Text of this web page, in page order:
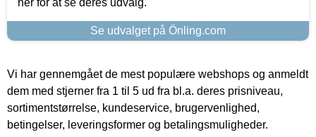
Se udvalget på Önling.com
Vi har gennemgået de mest populære webshops og anmeldt
dem med stjerner fra 1 til 5 ud fra bl.a. deres prisniveau,
sortimentstørrelse, kundeservice, brugervenlighed,
betingelser, leveringsformer og betalingsmuligheder.